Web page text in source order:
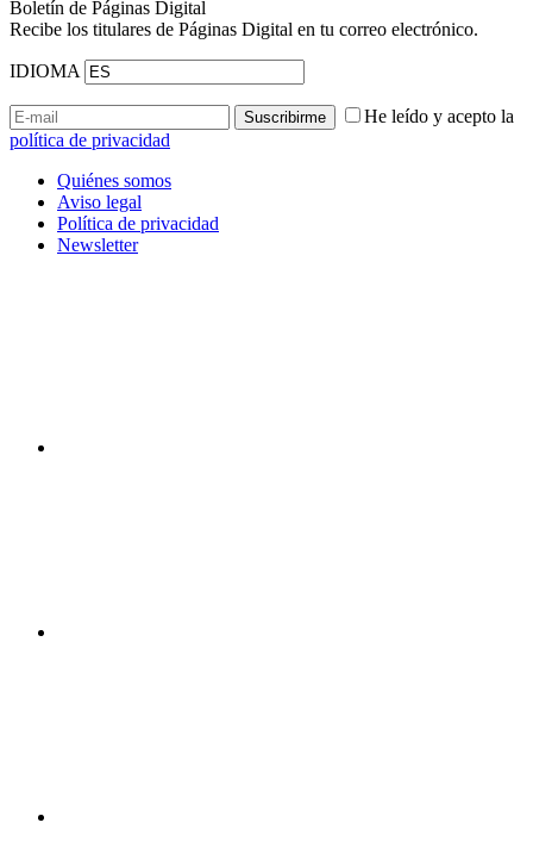
Boletín de Páginas Digital
Recibe los titulares de Páginas Digital en tu correo electrónico.
IDIOMA
He leído y acepto la
política de privacidad
Quiénes somos
Aviso legal
Política de privacidad
Newsletter